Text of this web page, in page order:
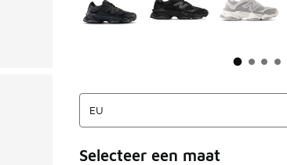
Selecteer een maat